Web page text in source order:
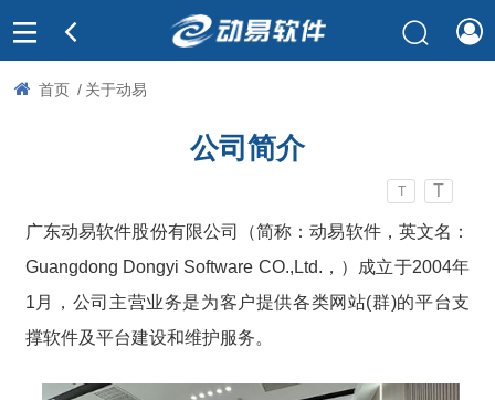
首页 / 关于动易
公司简介
T T
广东动易软件股份有限公司（简称：动易软件，英文名：
Guangdong Dongyi Software CO.,Ltd.，）成立于2004年
1月，公司主营业务是为客户提供各类网站(群)的平台支
撑软件及平台建设和维护服务。